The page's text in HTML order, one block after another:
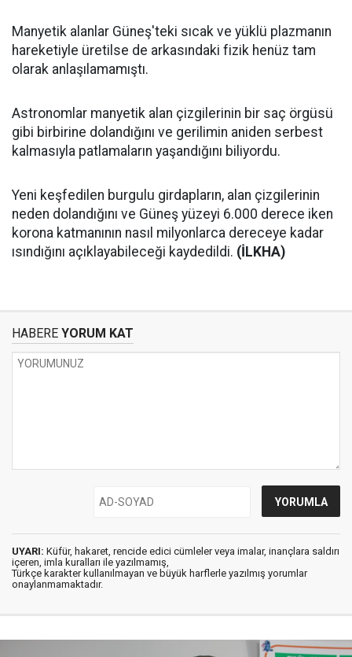
Manyetik alanlar Güneş'teki sıcak ve yüklü plazmanın
hareketiyle üretilse de arkasındaki fizik henüz tam
olarak anlaşılamamıştı.
Astronomlar manyetik alan çizgilerinin bir saç örgüsü
gibi birbirine dolandığını ve gerilimin aniden serbest
kalmasıyla patlamaların yaşandığını biliyordu.
Yeni keşfedilen burgulu girdapların, alan çizgilerinin
neden dolandığını ve Güneş yüzeyi 6.000 derece iken
korona katmanının nasıl milyonlarca dereceye kadar
ısındığını açıklayabileceği kaydedildi. (İLKHA)
HABERE YORUM KAT
UYARI: Küfür, hakaret, rencide edici cümleler veya imalar, inançlara saldırı
içeren, imla kuralları ile yazılmamış,
Türkçe karakter kullanılmayan ve büyük harflerle yazılmış yorumlar
onaylanmamaktadır.